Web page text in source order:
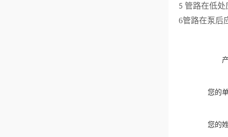
5 管路在低
6管路在泵后
您的
您的